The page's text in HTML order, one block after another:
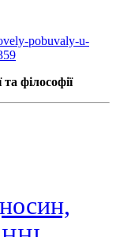
pobuvaly-u-
філософії